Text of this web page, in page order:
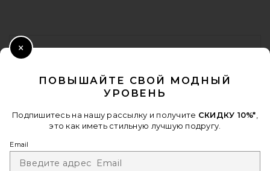
Magda Butrym Flower Sandal
$1,210
FOOTER
ПОЛУЧИТЕ СКИДКУ 10%
Отписаться можно в любой момент.политика
ПОВЫШАЙТЕ СВОЙ МОДНЫЙ
УРОВЕНЬ
Подпишитесь на нашу рассылку и получите СКИДКУ 10%*
это как иметь стильную лучшую подругу.
Email
Close Modal